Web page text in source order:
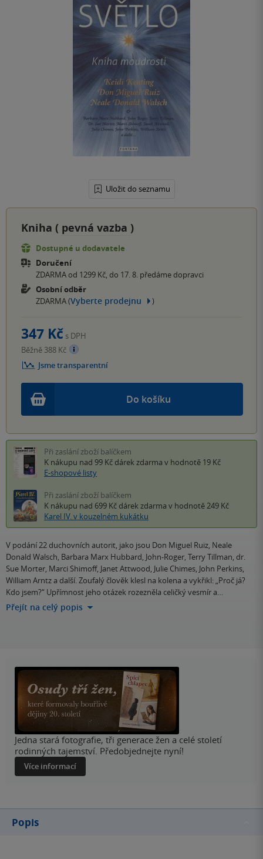
Uložit do seznamu
Kniha ( pevná vazba )
Dostupné u dodavatele
Doručení
ZDARMA od 1299 Kč, do 17. 8. předáme dopravci
Osobní odběr
ZDARMA (Vyberte prodejnu )
Do košíku
347 Kč s DPH
Běžně 388 Kč
Jsme transparentní
Při zaslání zboží balíčkem
K nákupu nad 99 Kč dárek zdarma v hodnotě 19 Kč
E-shopové listy
Při zaslání zboží balíčkem
K nákupu nad 699 Kč dárek zdarma v hodnotě 249 Kč
Karel IV. v kouzelném kukátku
V podání 22 duchovních autorit, jako jsou Don Miguel Ruiz, Neale
Donald Walsch, Barbara Marx Hubbard, John-Roger, Terry Tillman, dr.
Sue Morter, Marci Shimoff, Janet Attwood, Julie Chimes, John Perkins,
William Arntz a další. Zoufalý člověk klesl na kolena a vykřikl: „Proč já?
Kdo jsem?“ Upřímnost jeho otázek rozezněla celičký vesmír a…
Přejít na celý popis
Jedna stará fotografie, tři generace žen a celé století
rodinných tajemství. Předobjednejte nyní!
Více informací
Popis